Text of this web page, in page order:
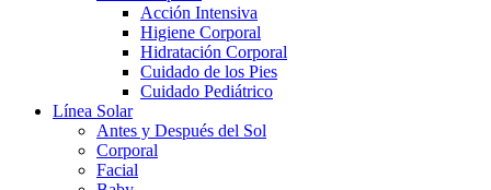
Acción Intensiva
Higiene Corporal
Hidratación Corporal
Cuidado de los Pies
Cuidado Pediátrico
Línea Solar
Antes y Después del Sol
Corporal
Facial